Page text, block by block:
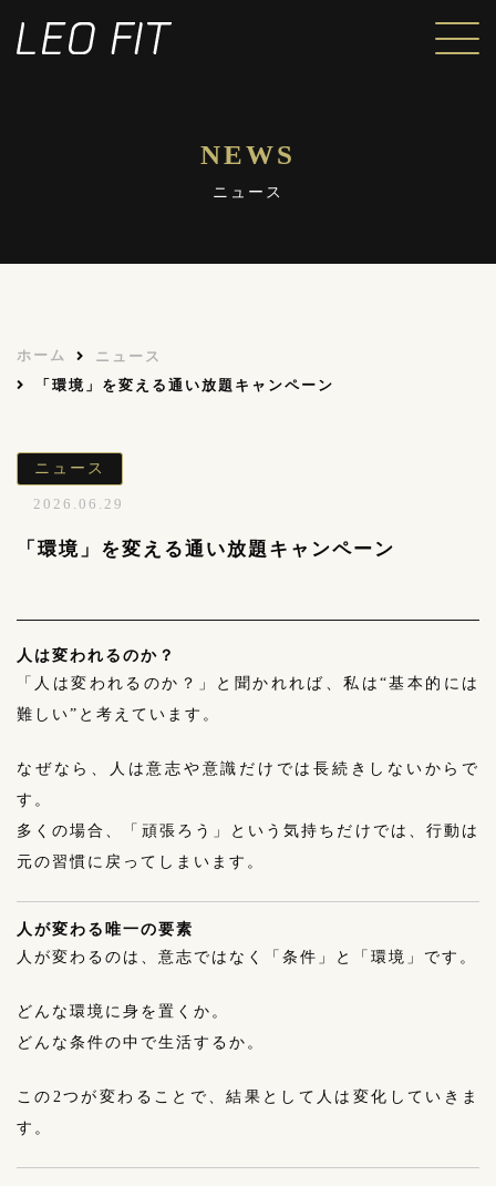
NEWS
ニュース
ホーム
ニュース
「環境」を変える通い放題キャンペーン
ニュース
2026.06.29
「環境」を変える通い放題キャンペーン
人は変われるのか？
「人は変われるのか？」と聞かれれば、私は“基本的には
難しい”と考えています。
なぜなら、人は意志や意識だけでは長続きしないからで
す。
多くの場合、「頑張ろう」という気持ちだけでは、行動は
元の習慣に戻ってしまいます。
人が変わる唯一の要素
人が変わるのは、意志ではなく「条件」と「環境」です。
どんな環境に身を置くか。
どんな条件の中で生活するか。
この2つが変わることで、結果として人は変化していきま
す。